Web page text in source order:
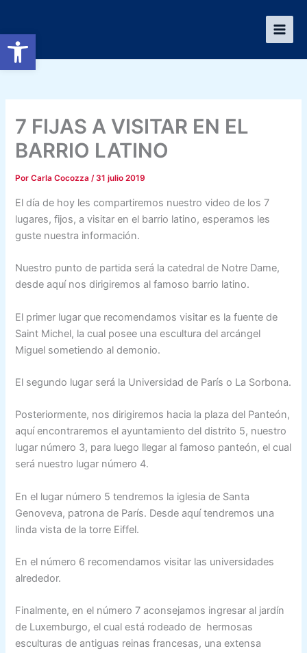
Abrir barra de herramientas
contenido
7 FIJAS A VISITAR EN EL
BARRIO LATINO
PorCarla Cocozza/ 31 julio 2019
El día de hoy les compartiremos nuestro video de los 7
lugares, fijos, a visitar en el barrio latino, esperamos les
guste nuestra información.
Nuestro punto de partida será la catedral de Notre Dame,
desde aquí nos dirigiremos al famoso barrio latino.
El primer lugar que recomendamos visitar es la fuente de
Saint Michel, la cual posee una escultura del arcángel
Miguel sometiendo al demonio.
El segundo lugar será la Universidad de París o La Sorbona.
Posteriormente, nos dirigiremos hacia la plaza del Panteón,
aquí encontraremos el ayuntamiento del distrito 5, nuestro
lugar número 3, para luego llegar al famoso panteón, el cual
será nuestro lugar número 4.
En el lugar número 5 tendremos la iglesia de Santa
Genoveva, patrona de París. Desde aquí tendremos una
linda vista de la torre Eiffel.
En el número 6 recomendamos visitar las universidades
alrededor.
Finalmente, en el número 7 aconsejamos ingresar al jardín
de Luxemburgo, el cual está rodeado de hermosas
esculturas de antiguas reinas francesas, una extensa